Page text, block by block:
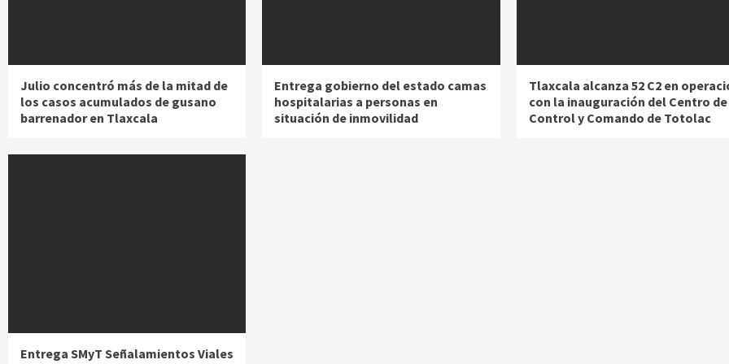
Julio concentró más de la mitad de
los casos acumulados de gusano
barrenador en Tlaxcala
Entrega gobierno del estado camas
hospitalarias a personas en
situación de inmovilidad
Tlaxcala alcanza 52 C2 en
con la inauguración del Centro de
Control y Comando de Totolac
Entrega SMyT Señalamientos Viales